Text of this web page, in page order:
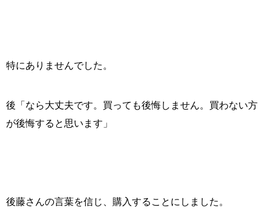
特にありませんでした。
後「なら大丈夫です。買っても後悔しません。買わない方
が後悔すると思います」
後藤さんの言葉を信じ、購入することにしました。